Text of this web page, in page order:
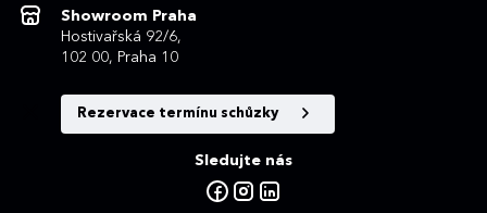
Showroom Praha
Hostivařská 92/6,
102 00, Praha 10
Rezervace termínu schůzky
Sledujte nás